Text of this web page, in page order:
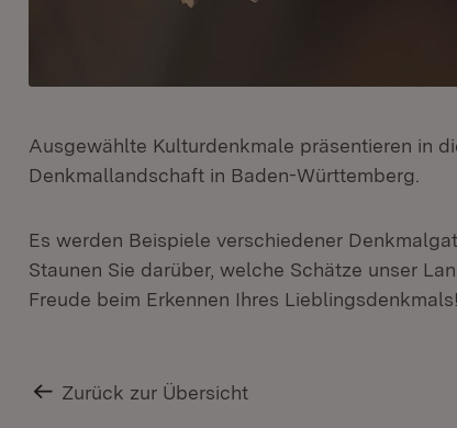
Ausgewählte Kulturdenkmale präsentieren in
Denkmallandschaft in Baden-Württemberg.
Es werden Beispiele verschiedener
Staunen Sie darüber, welche Schätze unser
Freude beim Erkennen Ihres Lieblingsdenkmals!
Zurück zur Übersicht